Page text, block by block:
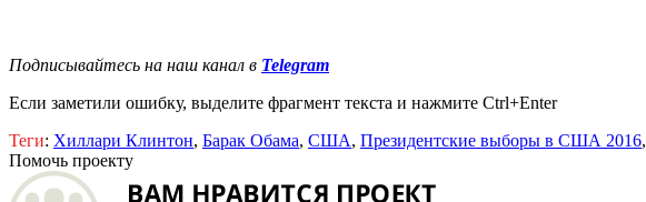
Подписывайтесь на наш канал в Telegram
Если заметили ошибку, выделите фрагмент текста и нажмите Ctrl+Enter
Теги: Хиллари Клинтон, Барак Обама, США, Президентские выборы в США 2016,
Помочь проекту